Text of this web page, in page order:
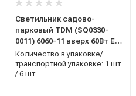
Светильник садово-
парковый TDM (SQ0330-
0011) 6060-11 вверх 60Вт E27
бронза
Количество в упаковке/
транспортной упаковке: 1 шт
/ 6 шт